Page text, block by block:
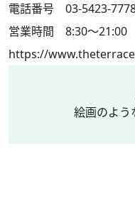
電話番号 03-5423-
営業時間 8:30～21:00
https://
絵画のよう